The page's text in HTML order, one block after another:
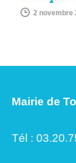
2 novembre
Mairie de
Tél :